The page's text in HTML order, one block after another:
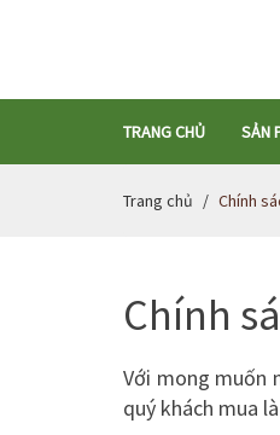
TRANG CHỦ SẢN
Trang chủ Chính
Chính
Với mong muốn
quý khách mua